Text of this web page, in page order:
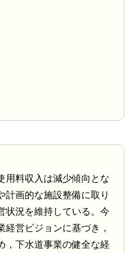
用料収入は減少傾向とな
計画的な施設整備に取り
状況を維持している。今
営ビジョンに基づき，
，下水道事業の健全な経